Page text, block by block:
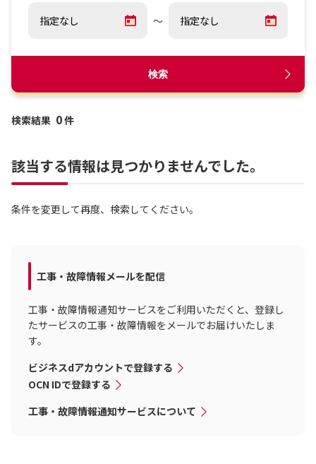
～
検索
検索結果 0件
該当する情報は見つかりませんでした。
条件を変更して再度、検索してください。
工事・故障情報メールを配信
工事・故障情報通知サービスをご利用いただくと、登録し
たサービスの工事・故障情報をメールでお届けいたしま
す。
ビジネスdアカウントで登録する
OCN IDで登録する
工事・故障情報通知サービスについて